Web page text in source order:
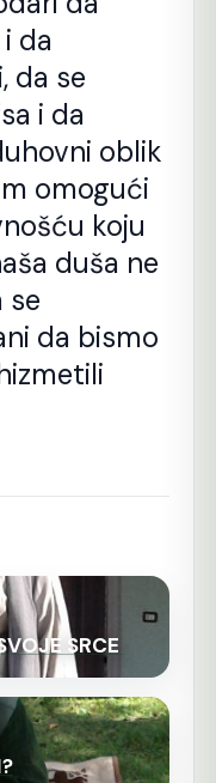
da
da se
i da
oblik
omogući
koju
duša ne
se
da bismo
SRCE